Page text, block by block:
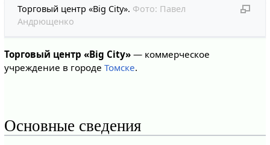
Торговый центр «Big City». Фото: Павел
Андрющенко
Торговый центр «Big City»— коммерческое
учреждение в городе Томске.
Основные сведения